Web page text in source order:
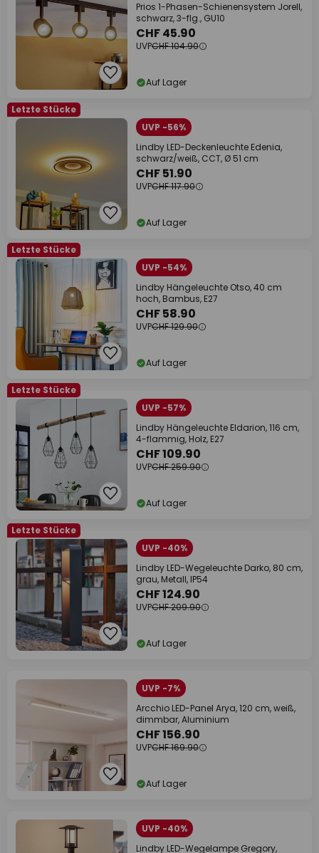
Prios 1-Phasen-Schienensystem Jorell,
schwarz, 3-flg., GU10
CHF 45.90
UVPCHF 104.90
Auf Lager
Letzte Stücke
UVP -56%
Lindby LED-Deckenleuchte Edenia,
schwarz/weiß, CCT, Ø 51 cm
CHF 51.90
UVPCHF 117.90
Auf Lager
Letzte Stücke
UVP -54%
Lindby Hängeleuchte Otso, 40 cm
hoch, Bambus, E27
CHF 58.90
UVPCHF 129.90
Auf Lager
Letzte Stücke
UVP -57%
Lindby Hängeleuchte Eldarion, 116 cm,
4-flammig, Holz, E27
CHF 109.90
UVPCHF 259.90
Auf Lager
Letzte Stücke
UVP -40%
Lindby LED-Wegeleuchte Darko, 80 cm,
grau, Metall, IP54
CHF 124.90
UVPCHF 209.90
Auf Lager
UVP -7%
Arcchio LED-Panel Arya, 120 cm, weiß,
dimmbar, Aluminium
CHF 156.90
UVPCHF 169.90
Auf Lager
UVP -40%
Lindby LED-Wegelampe Gregory,